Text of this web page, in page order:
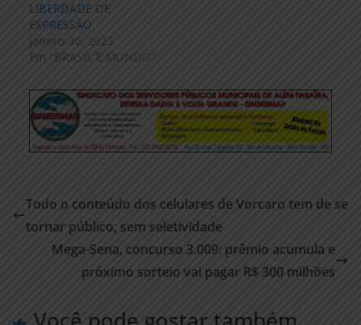
LIBERDADE DE
EXPRESSÃO
janeiro 30, 2023
Em "BRASIL E MUNDO"
Todo o conteúdo dos celulares de Vorcaro tem de se
tornar público, sem seletividade
Mega-Sena, concurso 3.009: prêmio acumula e
próximo sorteio vai pagar R$ 300 milhões